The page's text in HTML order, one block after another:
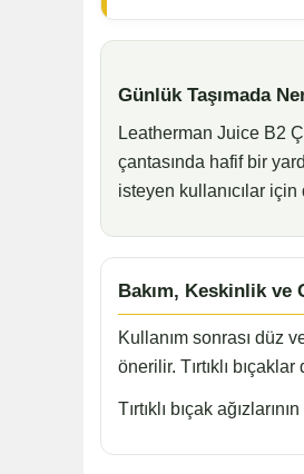
Günlük Taşımada
Leatherman Juice B2
çantasında hafif bir
isteyen kullanıcılar
Bakım, Keskinlik ve
Kullanım sonrası düz
önerilir. Tırtıklı
Tırtıklı bıçak